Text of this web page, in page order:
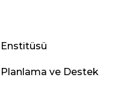
ve Destek